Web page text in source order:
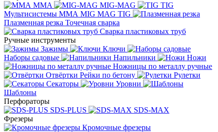
MMA
MIG-MAG
TIG
Мультисистемы ММА MIG MAG TIG
Плазменная резка Точечная сварка
Cварка пластиковых труб
Ручные инструменты
Зажимы
Ключи
Наборы садовые
Напильники
Ножи
Ножницы по металлу ручные
Отвёртки Рейки по бетону
Рулетки
Секаторы
Уровни
Шаблоны
Перфораторы
SDS-PLUS
SDS-MAX
Фрезеры
Кромочные фрезеры